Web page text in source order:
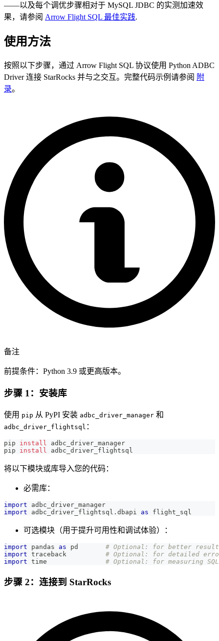
——以及每个调优步骤相对于 MySQL JDBC 的实测加速效
果，请参阅 Arrow Flight SQL 最佳实践.
使用方法
按照以下步骤，通过 Arrow Flight SQL 协议使用 Python ADBC
Driver 连接 StarRocks 并与之交互。完整代码示例请参阅 附
录。
备注
前提条件：Python 3.9 或更高版本。
步骤 1：安装库
使用 pip 从 PyPI 安装 adbc_driver_manager 和
adbc_driver_flightsql ：
pip install
adbc_driver_manager
pip install adbc_driver_flightsql
将以下模块或库导入您的代码：
必需库：
import adbc_driver_manager
import adbc_driver_flightsql . dbapi as flight_sql
可选模块（用于提升可用性和调试体验）：
import pandas as pd # Optional: for better result
import traceback # Optional: for detailed
import time # Optional: for measuring
步骤 2：连接到 StarRocks